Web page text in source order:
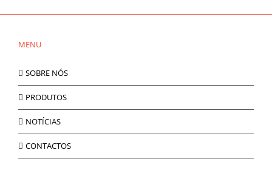
MENU
SOBRE NÓS
PRODUTOS
NOTÍCIAS
CONTACTOS